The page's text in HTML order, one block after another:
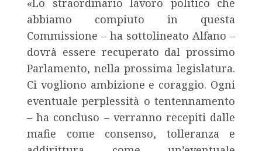
«Lo straordinario lavoro politico che
abbiamo compiuto in questa
Commissione – ha sottolineato Alfano –
dovrà essere recuperato dal prossimo
Parlamento, nella prossima legislatura.
Ci vogliono ambizione e coraggio. Ogni
eventuale perplessità o tentennamento
– ha concluso – verranno recepiti dalle
mafie come consenso, tolleranza e